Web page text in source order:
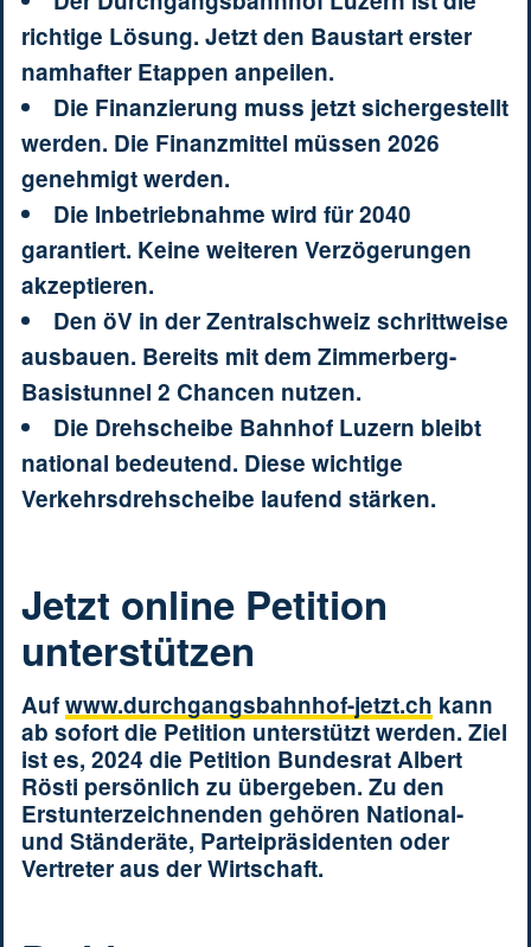
richtige Lösung. Jetzt den Baustart erster
namhafter Etappen anpeilen.
Die Finanzierung muss jetzt sichergestellt
werden. Die Finanzmittel müssen 2026
genehmigt werden.
Die Inbetriebnahme wird für 2040
garantiert. Keine weiteren Verzögerungen
akzeptieren.
Den öV in der Zentralschweiz schrittweise
ausbauen. Bereits mit dem Zimmerberg-
Basistunnel 2 Chancen nutzen.
Die Drehscheibe Bahnhof Luzern bleibt
national bedeutend. Diese wichtige
Verkehrsdrehscheibe laufend stärken.
Jetzt online Petition
unterstützen
Aufwww.durchgangsbahnhof-jetzt.ch kann
ab sofort die Petition unterstützt werden. Ziel
ist es, 2024 die Petition Bundesrat Albert
Rösti persönlich zu übergeben. Zu den
Erstunterzeichnenden gehören National-
und Ständeräte, Parteipräsidenten oder
Vertreter aus der Wirtschaft.